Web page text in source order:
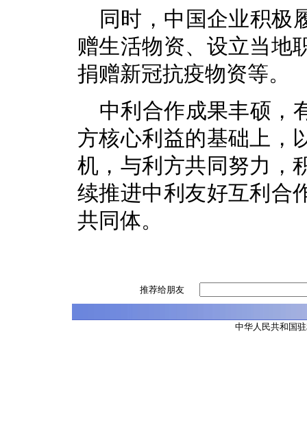
同时，中国企业积极
赠生活物资、设立当地
捐赠新冠抗疫物资等。
中利合作成果丰硕，
方核心利益的基础上，
机，与利方共同努力，
续推进中利友好互利合
共同体。
推荐给朋友
中华人民共和国